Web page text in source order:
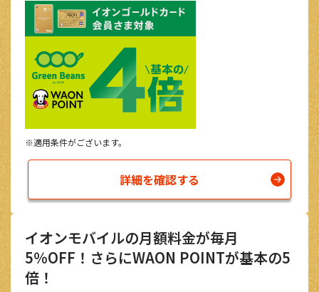
※適用条件がございます。
詳細を確認する
イオンモバイルの月額料金が毎月
5％OFF！さらにWAON POINTが基本の5
倍！